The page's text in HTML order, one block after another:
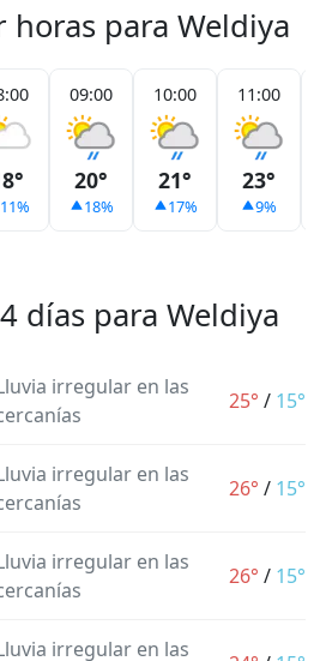
horas para Weldiya
11%
09:00
20°
18%
10:00
21°
17%
11:00
23°
9%
días para Weldiya
irregular en las
25° / 15°
irregular en las
26° / 15°
irregular en las
26° / 15°
irregular en las